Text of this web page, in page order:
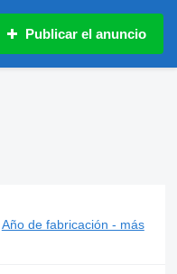
Publicar el anuncio
Año de fabricación - más